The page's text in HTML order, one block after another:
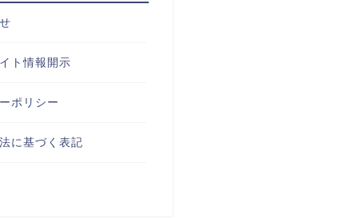
ト情報開示
ポリシー
に基づく表記